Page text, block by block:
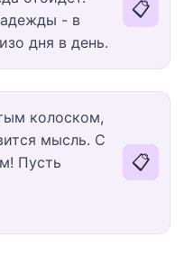
- в
дня в день.
📋
колоском,
мысль. С
Пусть
📋